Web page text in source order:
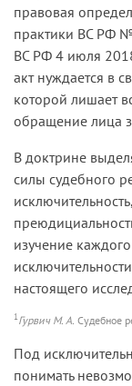
правовая
практики ВС РФ
ВС РФ 4 июля
акт нуждается в
которой лишает
обращение лица
В доктрине
силы судебного
изучение
настоящего
1 Гурвич М. А. Судебное
Под
понимать